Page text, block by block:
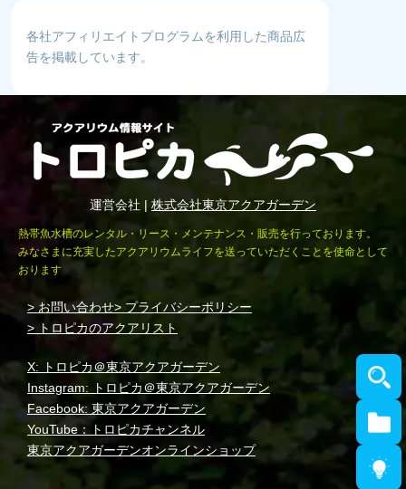
各社アフィリエイトプログラムを利用した商品広
告を掲載しています。
運営会社 | 株式会社東京アクアガーデン
熱帯魚水槽のレンタル・リース・メンテナンス・販売を行っております。
みなさまに充実したアクアリウムライフを送っていただくことを使命として
おります
> お問い合わせ> プライバシーポリシー
> トロピカのアクアリスト
X: トロピカ＠東京アクアガーデン
Instagram: トロピカ＠東京アクアガーデン
Facebook: 東京アクアガーデン
YouTube：トロピカチャンネル
東京アクアガーデンオンラインショップ